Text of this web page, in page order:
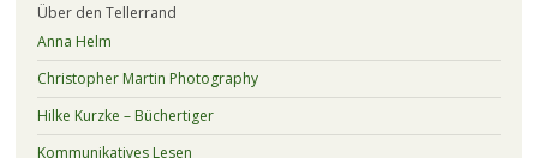
Über den Tellerrand
Anna Helm
Christopher Martin Photography
Hilke Kurzke – Büchertiger
Kommunikatives Lesen